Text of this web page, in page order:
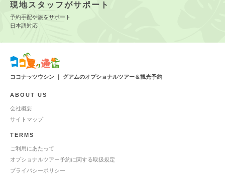
現地スタッフがサポート
予約手配や旅をサポート
日本語対応
ココナッツウシン ｜ グアムのオプショナルツアー＆観光予約
ABOUT US
会社概要
サイトマップ
TERMS
ご利用にあたって
オプショナルツアー予約に関する取扱規定
プライバシーポリシー